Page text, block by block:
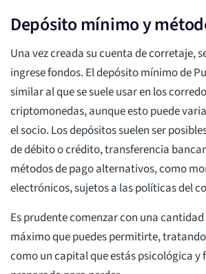
Depósito mínimo y
Una vez creada su cuenta de corretaje,
ingrese fondos. El depósito mínimo de
similar al que se suele usar en los
criptomonedas, aunque esto puede
el socio. Los depósitos suelen ser
de débito o crédito, transferencia
métodos de pago alternativos, como
electrónicos, sujetos a las políticas del
Es prudente comenzar con una
máximo que puedes permitirte,
como un capital que estás psicológica